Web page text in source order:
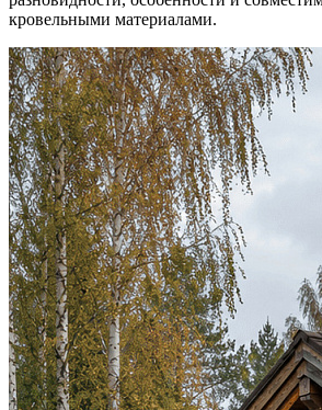
кровельными материалами.